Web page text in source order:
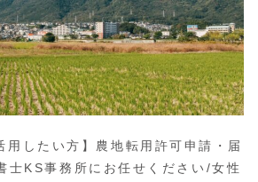
用したい方】農地転用許可申請・届
士KS事務所にお任せください/女性